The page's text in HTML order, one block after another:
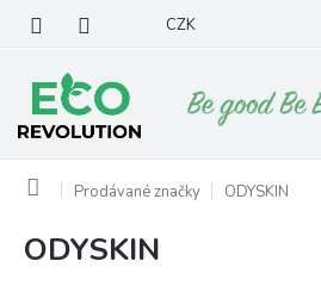
obsah
CZK
Domů Prodávané značky ODYSKIN
ODYSKIN
V